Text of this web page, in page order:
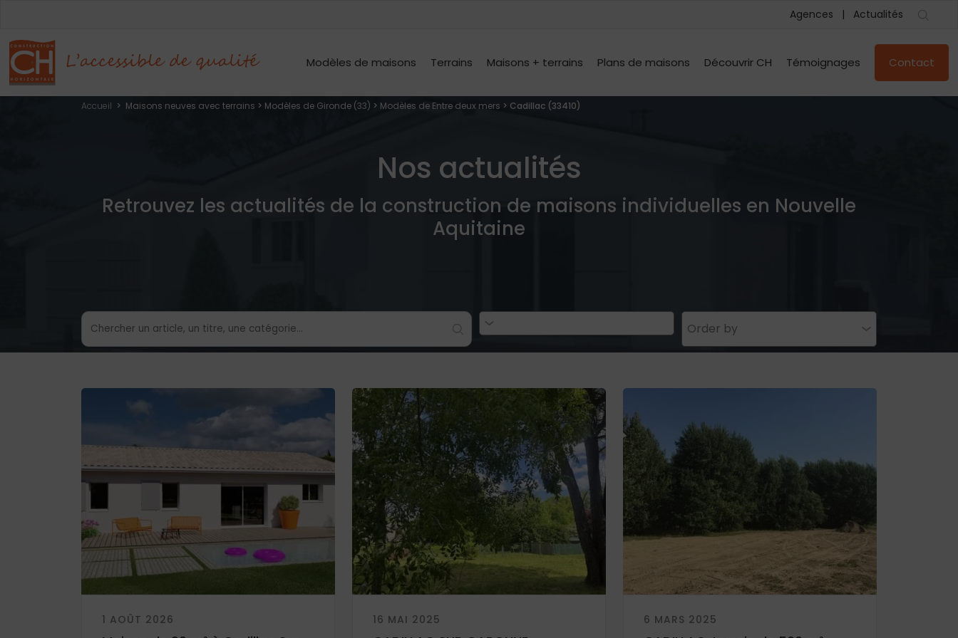
Agences Actualités
Modèles de maisons Terrains Maisons + terrains Plans de maisons Découvrir CH Témoignages Contact
Accueil > Maisons neuves avec terrains > Modèles de Gironde (33) > Modèles de Entre deux mers > Cadillac (33410)
Nos actualités
Retrouvez les actualités de la construction de maisons individuelles en Nouvelle
Aquitaine
Order by
1 AOÛT 2026 16 MAI 2025 6 MARS 2025